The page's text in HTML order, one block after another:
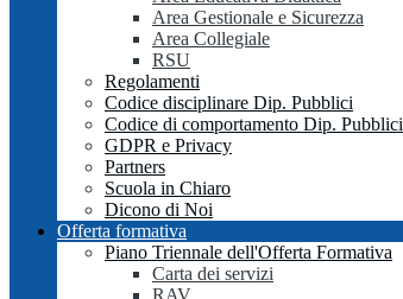
Area Gestionale e Sicurezza
Area Collegiale
RSU
Regolamenti
Codice disciplinare Dip. Pubblici
Codice di comportamento Dip. Pubblici
GDPR e Privacy
Partners
Scuola in Chiaro
Dicono di Noi
Offerta formativa
Piano Triennale dell'Offerta Formativa
Carta dei servizi
RAV